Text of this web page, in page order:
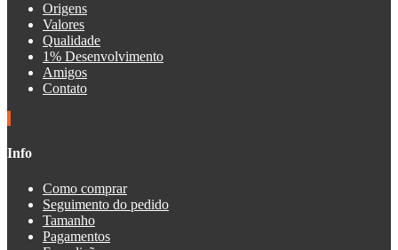
Origens
Valores
Qualidade
1% Desenvolvimento
Amigos
Contato
Info
Como comprar
Seguimento do pedido
Tamanho
Pagamentos